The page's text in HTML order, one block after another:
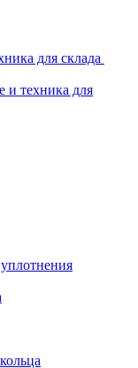
для склада
и техника для